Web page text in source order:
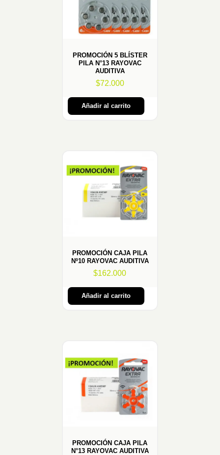
PROMOCIÓN 5 BLÍSTER
PILA N°13 RAYOVAC
AUDITIVA
$72.000
Añadir al carrito
PROMOCIÓN CAJA PILA
Nº10 RAYOVAC AUDITIVA
$162.000
Añadir al carrito
PROMOCIÓN CAJA PILA
N°13 RAYOVAC AUDITIVA